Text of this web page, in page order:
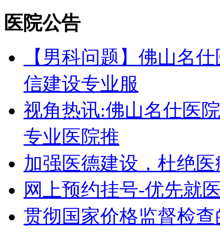
医院公告
【男科问题】佛山名
信建设专业服
视角热讯:佛山名仕医
专业医院推
加强医德建设，杜绝
网上预约挂号-优先就
贯彻国家价格监督检